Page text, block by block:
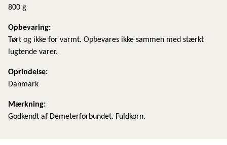
800 g
​Opbevaring:
Tørt og ikke for varmt. Opbevares ikke sammen med stærkt
lugtende varer.
Oprindelse:
Danmark
Mærkning:
Godkendt af Demeterforbundet. Fuldkorn.